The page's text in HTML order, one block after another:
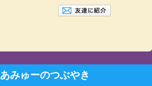
みゅーのつぶやき